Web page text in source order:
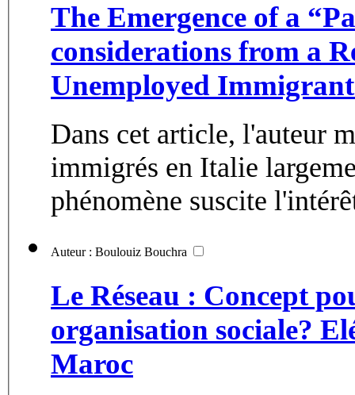
The Emergence of a
considerations from a
Unemployed
Dans cet article, l'auteur
immigrés en Italie
phénomène suscite
Auteur : Boulouiz Bouchra
Le Réseau : Concept
organisation sociale?
Maroc